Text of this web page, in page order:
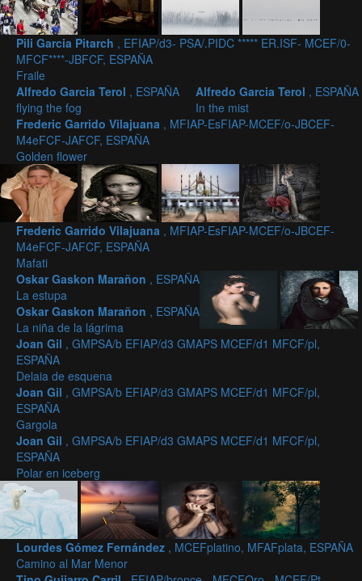
Pili Garcia Pitarch , EFIAP/d3- PSA/.PIDC ***** ER.ISF- MCEF/0-
MFCF****-JBFCF, ESPAÑA
Fraile
Alfredo Garcia Terol , ESPAÑA
flying the fog
Alfredo Garcia Terol , ESPAÑA
In the mist
Frederic Garrido Vilajuana , MFIAP-EsFIAP-MCEF/o-JBCEF-
M4eFCF-JAFCF, ESPAÑA
Golden flower
Frederic Garrido Vilajuana , MFIAP-EsFIAP-MCEF/o-JBCEF-
M4eFCF-JAFCF, ESPAÑA
Mafati
Oskar Gaskon Marañon , ESPAÑA
La estupa
Oskar Gaskon Marañon , ESPAÑA
La niña de la lágrima
Joan Gil , GMPSA/b EFIAP/d3 GMAPS MCEF/d1 MFCF/pl,
ESPAÑA
Delaia de esquena
Joan Gil , GMPSA/b EFIAP/d3 GMAPS MCEF/d1 MFCF/pl,
ESPAÑA
Gargola
Joan Gil , GMPSA/b EFIAP/d3 GMAPS MCEF/d1 MFCF/pl,
ESPAÑA
Polar en iceberg
Lourdes Gómez Fernández , MCEFplatino, MFAFplata, ESPAÑA
Camino al Mar Menor